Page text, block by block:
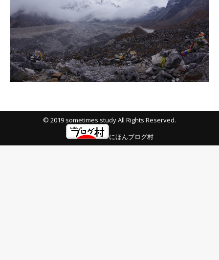
© 2019 sometimes study All Rights Reserved.
にほんブログ村